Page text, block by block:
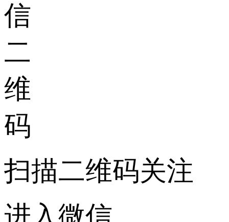
扫描二维码关注